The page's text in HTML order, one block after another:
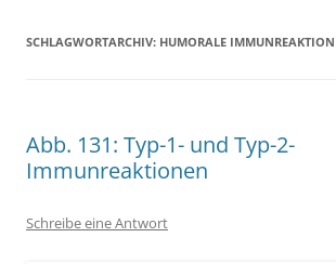
SCHLAGWORTARCHIV: HUMORALE IMMUNREAKTION
Abb. 131: Typ-1- und Typ-2-
Immunreaktionen
Schreibe eine Antwort